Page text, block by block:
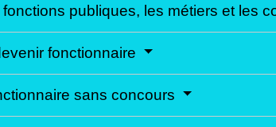
publiques, les métiers et les
fonctionnaire
sans concours